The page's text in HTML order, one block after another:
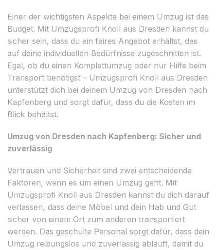
Einer der wichtigsten Aspekte bei einem Umzug ist das
Budget. Mit Umzugsprofi Knoll aus Dresden kannst du
sicher sein, dass du ein faires Angebot erhältst, das
auf deine individuellen Bedürfnisse zugeschnitten ist.
Egal, ob du einen Komplettumzug oder nur Hilfe beim
Transport benötigst – Umzugsprofi Knoll aus Dresden
unterstützt dich bei deinem Umzug von Dresden nach
Kapfenberg und sorgt dafür, dass du die Kosten im
Blick behältst.
Umzug von Dresden nach Kapfenberg: Sicher und
zuverlässig
Vertrauen und Sicherheit sind zwei entscheidende
Faktoren, wenn es um einen Umzug geht. Mit
Umzugsprofi Knoll aus Dresden kannst du dich darauf
verlassen, dass deine Möbel und dein Hab und Gut
sicher von einem Ort zum anderen transportiert
werden. Das geschulte Personal sorgt dafür, dass dein
Umzug reibungslos und zuverlässig abläuft, damit du